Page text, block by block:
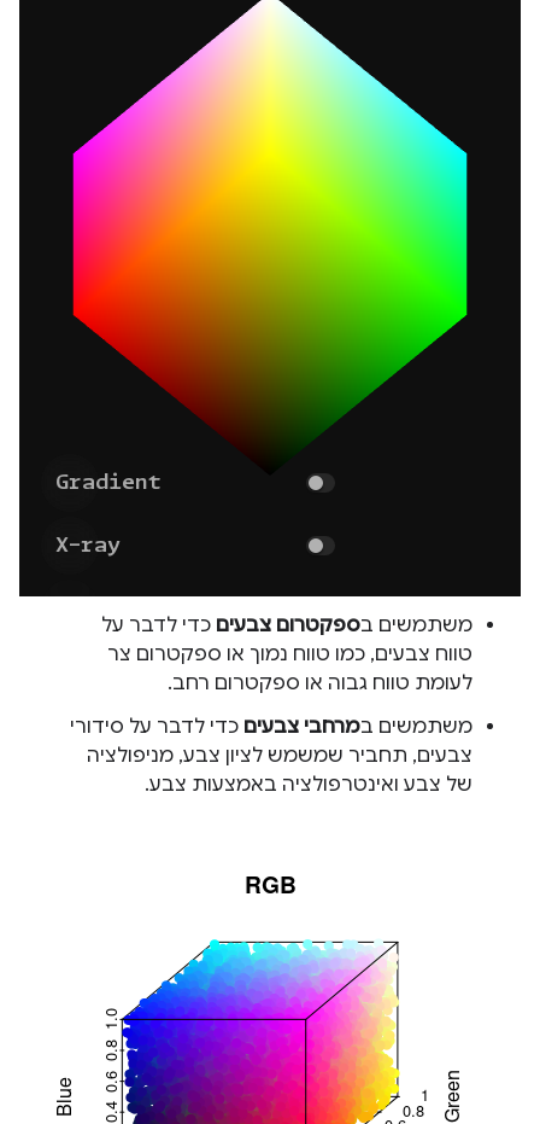
משתמשים בספקטרום צבעים כדי לדבר על
טווח צבעים, כמו טווח נמוך או ספקטרום צר
לעומת טווח גבוה או ספקטרום רחב.
משתמשים במרחבי צבעים כדי לדבר על סידורי
צבעים, תחביר שמשמש לציון צבע, מניפולציה
של צבע ואינטרפולציה באמצעות צבע.